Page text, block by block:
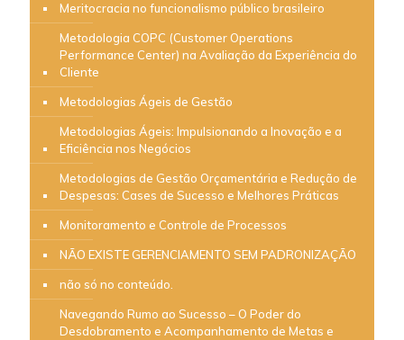
Meritocracia no funcionalismo público brasileiro
Metodologia COPC (Customer Operations
Performance Center) na Avaliação da Experiência do
Cliente
Metodologias Ágeis de Gestão
Metodologias Ágeis: Impulsionando a Inovação e a
Eficiência nos Negócios
Metodologias de Gestão Orçamentária e Redução de
Despesas: Cases de Sucesso e Melhores Práticas
Monitoramento e Controle de Processos
NÃO EXISTE GERENCIAMENTO SEM PADRONIZAÇÃO
não só no conteúdo.
Navegando Rumo ao Sucesso – O Poder do
Desdobramento e Acompanhamento de Metas e